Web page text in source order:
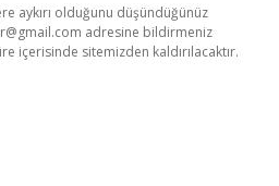
aykırı olduğunu düşündüğünüz
adresine bildirmeniz
içerisinde sitemizden kaldırılacaktır.